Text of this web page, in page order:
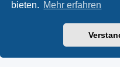
bieten. Mehr erfahren